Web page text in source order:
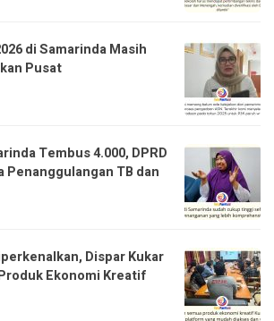
di Samarinda Masih
Pusat
Tembus 4.000, DPRD
Penanggulangan TB dan
Dispar Kukar
Ekonomi Kreatif